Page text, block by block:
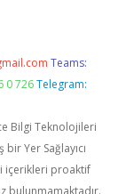
Teams:
0 726 Telegram:
Bilgi Teknolojileri
Yer Sağlayıcı
içerikleri proaktif
bulunmamaktadır.